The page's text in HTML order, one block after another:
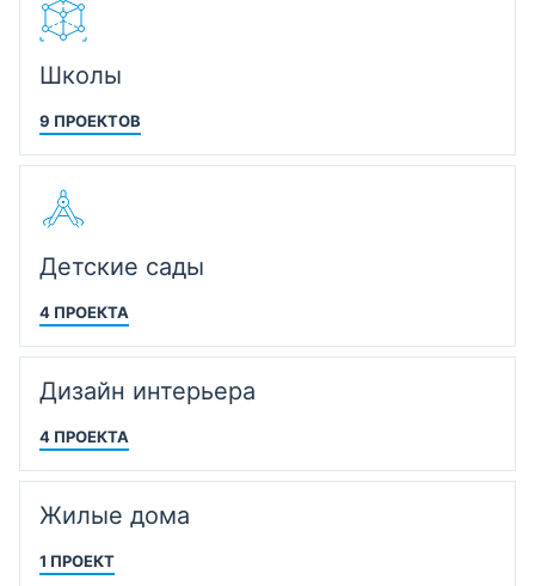
Школы
9 ПРОЕКТОВ
Детские сады
4 ПРОЕКТА
Дизайн интерьера
4 ПРОЕКТА
Жилые дома
1 ПРОЕКТ